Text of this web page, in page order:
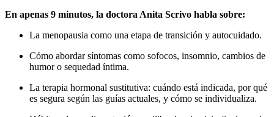
En apenas 9 minutos, la doctora Anita Scrivo habla sobre:
La menopausia como una etapa de transición y autocuidado.
Cómo abordar síntomas como sofocos, insomnio, cambios de
humor o sequedad íntima.
La terapia hormonal sustitutiva: cuándo está indicada, por qué
es segura según las guías actuales, y cómo se individualiza.